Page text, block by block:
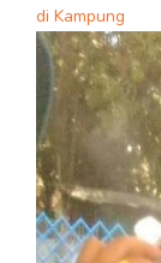
di Kampung